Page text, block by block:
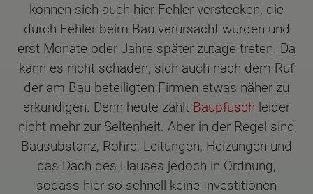
können sich auch hier Fehler verstecken, die
durch Fehler beim Bau verursacht wurden und
erst Monate oder Jahre später zutage treten. Da
kann es nicht schaden, sich auch nach dem Ruf
der am Bau beteiligten Firmen etwas näher zu
erkundigen. Denn heute zählt Baupfusch leider
nicht mehr zur Seltenheit. Aber in der Regel sind
Bausubstanz, Rohre, Leitungen, Heizungen und
das Dach des Hauses jedoch in Ordnung,
sodass hier so schnell keine Investitionen